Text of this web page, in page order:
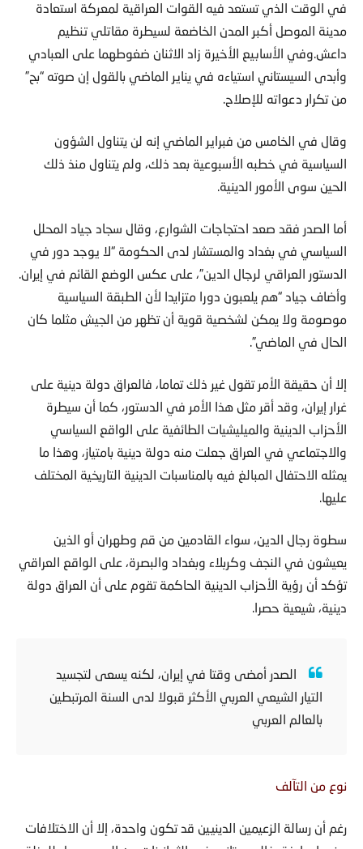
مدينة الموصل أكبر المدن الخاضعة لسيطرة مقاتلي تنظيم
داعش.وفي الأسابيع الأخيرة زاد الاثنان ضغوطهما على العبادي
وأبدى السيستاني استياءه في يناير الماضي بالقول إن صوته “بح”
من تكرار دعواته للإصلاح.
السياسية في خطبه الأسبوعية بعد ذلك، ولم يتناول منذ ذلك
الحين سوى الأمور الدينية.
السياسي في بغداد والمستشار لدى الحكومة “لا يوجد دور في
الدستور العراقي لرجال الدين”، على عكس الوضع القائم في إيران.
وأضاف جياد “هم يلعبون دورا متزايدا لأن الطبقة السياسية
موصومة ولا يمكن لشخصية قوية أن تظهر من الجيش مثلما كان
الحال في الماضي”.
غرار إيران، وقد أقر مثل هذا الأمر في الدستور، كما أن سيطرة
الأحزاب الدينية والميليشيات الطائفية على الواقع السياسي
والاجتماعي في العراق جعلت منه دولة دينية بامتياز، وهذا ما
يمثله الاحتفال المبالغ فيه بالمناسبات الدينية التاريخية المختلف
عليها.
يعيشون في النجف وكربلاء وبغداد والبصرة، على الواقع العراقي
تؤكد أن رؤية الأحزاب الدينية الحاكمة تقوم على أن العراق دولة
دينية، شيعية حصرا.
التيار الشيعي العربي الأكثر قبولا لدى السنة المرتبطين
بالعالم العربي
بينهما صارخة، فالسيستاني في الثمانينات من العمر ويميل للعزلة